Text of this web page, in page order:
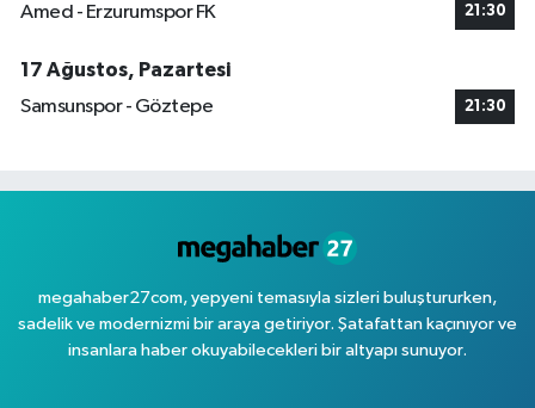
Amed - Erzurumspor FK 21:30
17 Ağustos, Pazartesi
Samsunspor - Göztepe
21:30
megahaber27com, yepyeni temasıyla sizleri buluştururken,
sadelik ve modernizmi bir araya getiriyor. Şatafattan kaçınıyor ve
insanlara haber okuyabilecekleri bir altyapı sunuyor.